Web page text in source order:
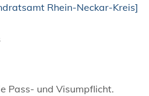
Rhein-Neckar-Kreis]
Pass- und Visumpflicht.